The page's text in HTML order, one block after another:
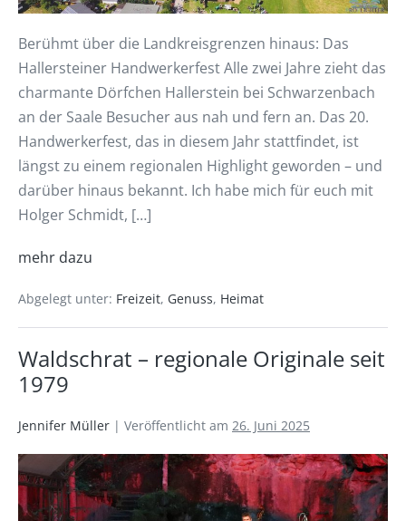
Berühmt über die Landkreisgrenzen hinaus: Das
Hallersteiner Handwerkerfest Alle zwei Jahre zieht das
charmante Dörfchen Hallerstein bei Schwarzenbach
an der Saale Besucher aus nah und fern an. Das 20.
Handwerkerfest, das in diesem Jahr stattfindet, ist
längst zu einem regionalen Highlight geworden – und
darüber hinaus bekannt. Ich habe mich für euch mit
Holger Schmidt, […]
mehr dazu
Abgelegt unter: Freizeit, Genuss, Heimat
Waldschrat – regionale Originale seit
1979
Jennifer Müller | Veröffentlicht am 26. Juni 2025